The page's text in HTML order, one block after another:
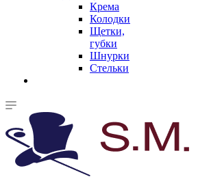
Крема
Колодки
Щетки,
губки
Шнурки
Стельки